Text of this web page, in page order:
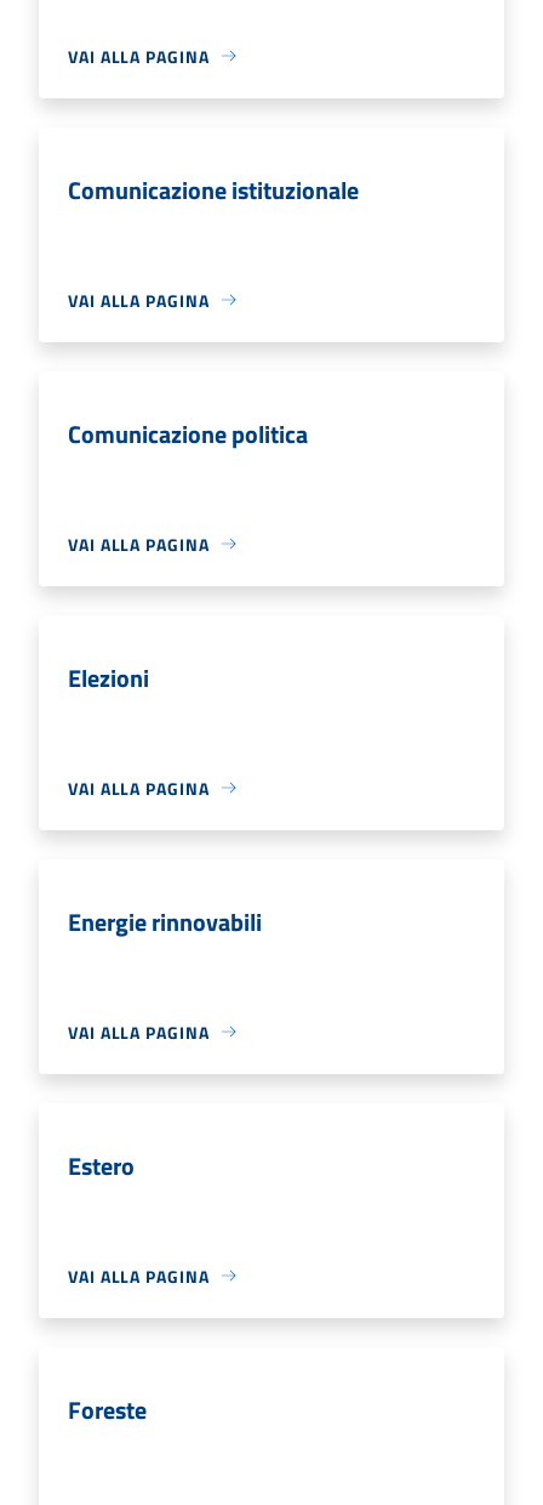
VAI ALLA PAGINA
Comunicazione istituzionale
VAI ALLA PAGINA
Comunicazione politica
VAI ALLA PAGINA
Elezioni
VAI ALLA PAGINA
Energie rinnovabili
VAI ALLA PAGINA
Estero
VAI ALLA PAGINA
Foreste